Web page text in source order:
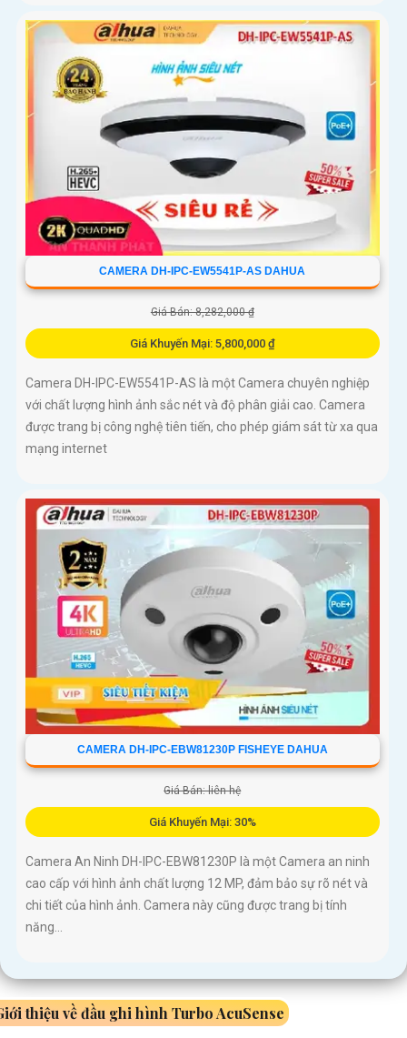
CAMERA DH-IPC-EW5541P-AS DAHUA
Giá Bán: 8,282,000 ₫
Giá Khuyến Mại: 5,800,000 ₫
Camera DH-IPC-EW5541P-AS là một Camera chuyên nghiệp
với chất lượng hình ảnh sắc nét và độ phân giải cao. Camera
được trang bị công nghệ tiên tiến, cho phép giám sát từ xa qua
mạng internet
CAMERA DH-IPC-EBW81230P FISHEYE DAHUA
Giá Bán: liên hệ
Giá Khuyến Mại: 30%
Camera An Ninh DH-IPC-EBW81230P là một Camera an ninh
cao cấp với hình ảnh chất lượng 12 MP, đảm bảo sự rõ nét và
chi tiết của hình ảnh. Camera này cũng được trang bị tính
năng...
thiệu về đầu ghi hình Turbo AcuSense